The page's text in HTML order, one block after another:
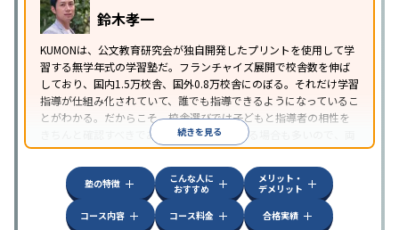
鈴木孝一
KUMONは、公文教育研究会が独自開発したプリントを使用して学
習する無学年式の学習塾だ。フランチャイズ展開で校舎数を伸ば
しており、国内1.5万校舎、国外0.8万校舎にのぼる。それだけ学習
指導が仕組み化されていて、誰でも指導できるようになっているこ
とがわかる。だからこそ、校舎選びでは子どもと指導者の相性を
きちんと確認すべきである。近所に2校舎ある場合も多いので、両
方見学してみることをオススメする。
続きを見る
塾の特徴
こんな人に
おすすめ
メリット・
デメリット
コース内容
コース料金 合格実績